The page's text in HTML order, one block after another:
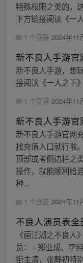
特殊权限之类的，
下方链接阅读《一
1 个回答 2024年11
新不良人手游官
新不良人手游，想
接阅读《一人之下
1 个回答 2024年11
新不良人手游官
新不良人手游官网
找充值入口就行啦
顶部或者侧边栏之
操作，就能顺利给
种...
1 个回答 2024年11
不良人演员表全
《画江湖之不良人
员： - 郑业成、李
衔主演，张静初特